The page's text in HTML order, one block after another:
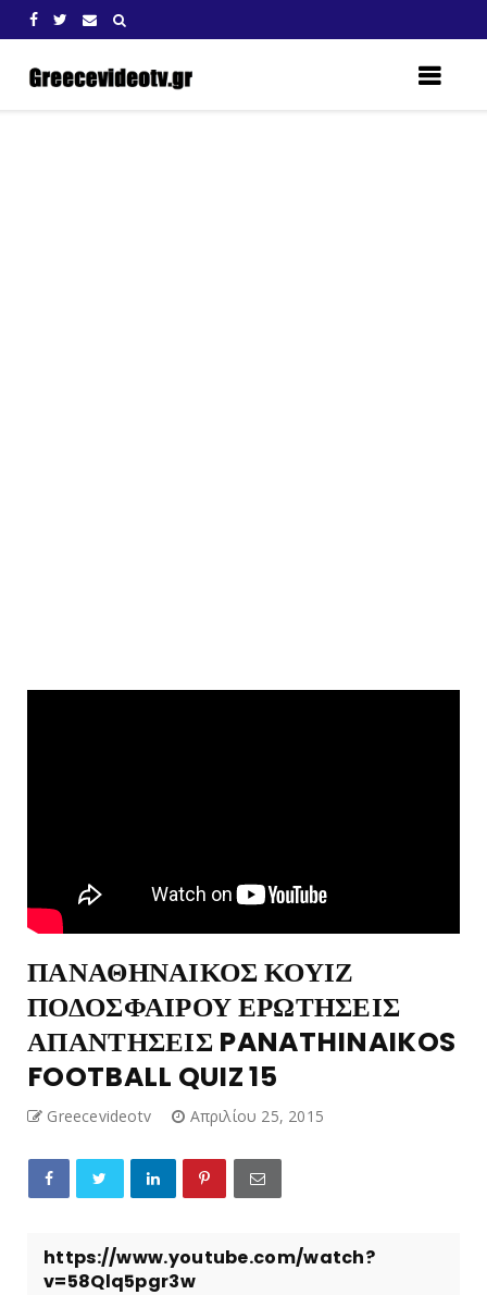
ΠΑΝΑΘΗΝΑΙΚΟΣ ΚΟΥΙΖ
ΠΟΔΟΣΦΑΙΡΟΥ ΕΡΩΤΗΣΕΙΣ
ΑΠΑΝΤΗΣΕΙΣ PANATHINAIKOS
FOOTBALL QUIZ 15
Greecevideotv Απριλίου 25, 2015
https://www.youtube.com/watch?
v=58Qlq5pgr3w